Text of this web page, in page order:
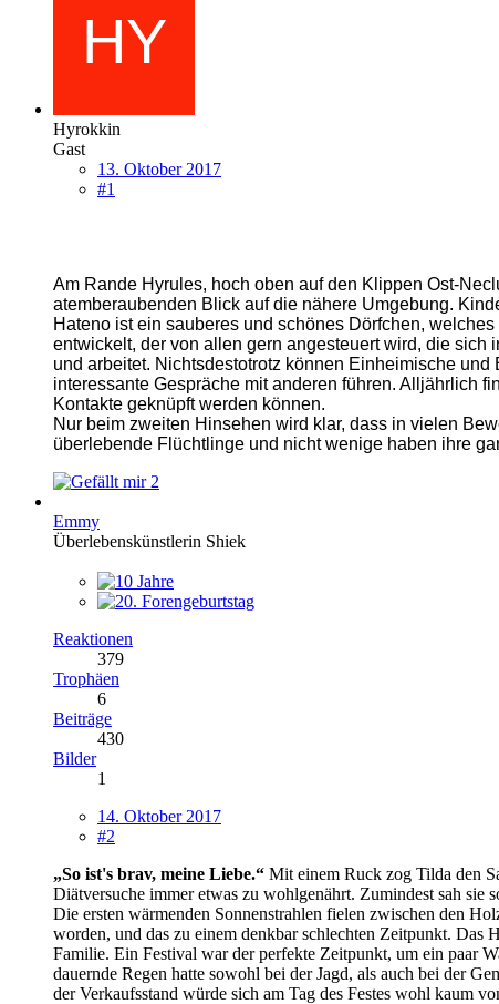
Hyrokkin
Gast
13. Oktober 2017
#1
Am Rande Hyrules, hoch oben auf den Klippen Ost-
atemberaubenden Blick auf die nähere Umgebung.
Hateno ist ein sauberes und schönes Dörfchen,
entwickelt, der von allen gern angesteuert wird, die sich
und arbeitet. Nichtsdestotrotz können Einheimische
interessante Gespräche mit anderen führen. Alljährlich
Kontakte geknüpft werden können.
Nur beim zweiten Hinsehen wird klar, dass in vielen
überlebende Flüchtlinge und nicht wenige haben ihre
2
Emmy
Überlebenskünstlerin Shiek
Reaktionen
379
Trophäen
6
Beiträge
430
Bilder
1
14. Oktober 2017
#2
„So ist's brav, meine Liebe.“ Mit einem Ruck zog Tilda den
Diätversuche immer etwas zu wohlgenährt. Zumindest sah sie
Die ersten wärmenden Sonnenstrahlen fielen zwischen den
worden, und das zu einem denkbar schlechten Zeitpunkt. Das
Familie. Ein Festival war der perfekte Zeitpunkt, um ein paar
dauernde Regen hatte sowohl bei der Jagd, als auch bei der
der Verkaufsstand würde sich am Tag des Festes wohl kaum